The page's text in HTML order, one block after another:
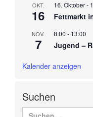
OKT.
16
16. Oktober-
Fettmarkt
NOV.
7
8:00 - 13:00
Jugend –
Kalender anzeigen
Suchen